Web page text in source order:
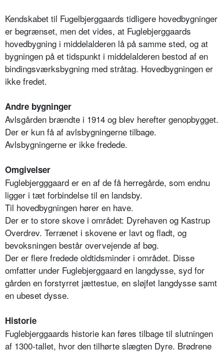
Kendskabet til Fugelbjerggaards tidligere hovedbygninger
er begrænset, men det vides, at Fuglebjerggaards
hovedbygning i middelalderen lå på samme sted, og at
bygningen på et tidspunkt i middelalderen bestod af en
bindingsværksbygning med stråtag. Hovedbygningen er
ikke fredet.
Andre bygninger
Avlsgården brændte i 1914 og blev herefter genopbygget.
Der er kun få af avlsbygningerne tilbage.
Avlsbygningerne er ikke fredede.
Omgivelser
Fuglebjergggaard er en af de få herregårde, som endnu
ligger i tæt forbindelse til en landsby.
Til hovedbygningen hører en have.
Der er to store skove i området: Dyrehaven og Kastrup
Overdrev. Terrænet i skovene er lavt og fladt, og
bevoksningen består overvejende af bøg.
Der er flere fredede oldtidsminder i området. Disse
omfatter under Fuglebjerggaard en langdysse, syd for
gården en forstyrret jættestue, en sløjfet langdysse samt
en ubeset dysse.
Historie
Fuglebjerggaards historie kan føres tilbage til slutningen
af 1300-tallet, hvor den tilhørte slægten Dyre. Brødrene